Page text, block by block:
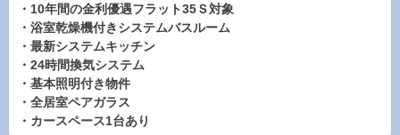
・10年間の金利優遇フラット35Ｓ対象
・浴室乾燥機付きシステムバスルーム
・最新システムキッチン
・24時間換気システム
・基本照明付き物件
・全居室ペアガラス
・カースペース1台あり